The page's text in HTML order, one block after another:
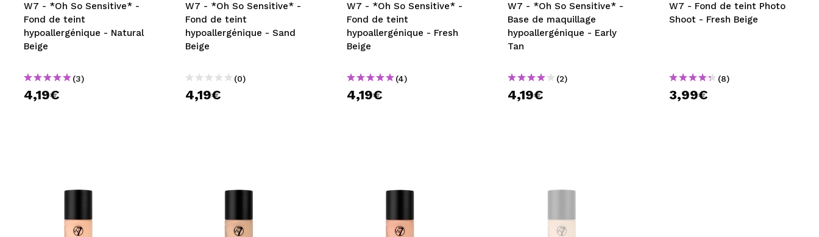
W7 - *Oh So Sensitive* -
Fond de teint
hypoallergénique - Natural
Beige
(3)
4,19€
W7 - *Oh So Sensitive* -
Fond de teint
hypoallergénique - Sand
Beige
(0)
4,19€
W7 - *Oh So Sensitive* -
Fond de teint
hypoallergénique - Fresh
Beige
(4)
4,19€
W7 - *Oh So Sensitive* -
Base de maquillage
hypoallergénique - Early
Tan
(2)
4,19€
W7 - Fond de teint Photo
Shoot - Fresh Beige
(8)
3,99€